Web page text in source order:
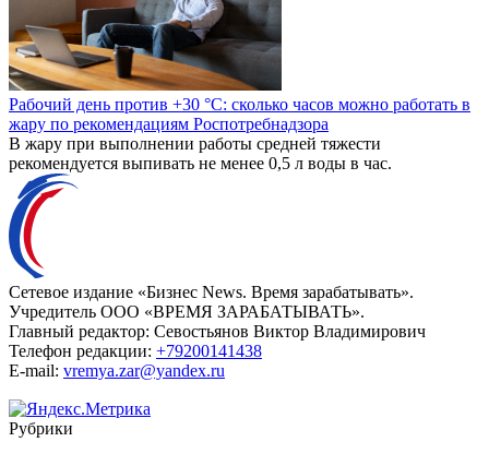
Рабочий день против +30 °C: сколько часов можно работать в
жару по рекомендациям Роспотребнадзора
В жару при выполнении работы средней тяжести
рекомендуется выпивать не менее 0,5 л воды в час.
Сетевое издание «Бизнес News. Время зарабатывать».
Учредитель ООО «ВРЕМЯ ЗАРАБАТЫВАТЬ».
Главный редактор: Севостьянов Виктор Владимирович
Телефон редакции: +79200141438
E-mail: vremya.zar@yandex.ru
Рубрики